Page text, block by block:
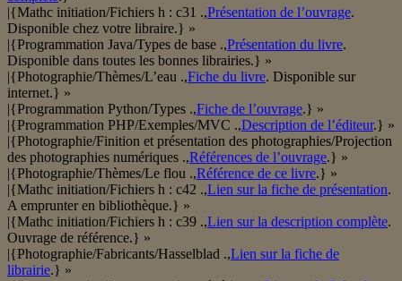
|{Mathc initiation/Fichiers h : c31 .,Présentation de l’ouvrage.
Disponible chez votre libraire.} »
|{Programmation Java/Types de base .,Présentation du livre.
Disponible dans toutes les bonnes librairies.} »
|{Photographie/Thèmes/L’eau .,Fiche du livre. Disponible sur
internet.} »
|{Programmation Python/Types .,Fiche de l’ouvrage.} »
|{Programmation PHP/Exemples/MVC .,Description de l’éditeur.} »
|{Photographie/Finition et présentation des photographies/Projection
des photographies numériques .,Références de l’ouvrage.} »
|{Photographie/Thèmes/Le flou .,Référence de ce livre.} »
|{Mathc initiation/Fichiers h : c42 .,Lien sur la fiche de présentation.
A emprunter en bibliothèque.} »
|{Mathc initiation/Fichiers h : c39 .,Lien sur la description complète.
Ouvrage de référence.} »
|{Photographie/Fabricants/Hasselblad .,Lien sur la fiche de
librairie.} »